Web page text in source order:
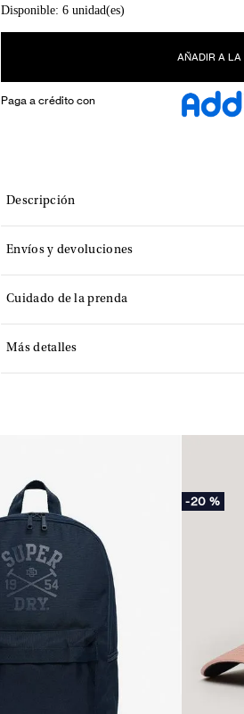
Disponible: 6 unidad(es)
AÑADIR A LA
Paga a crédito con
Descripción
Envíos y devoluciones
Cuidado de la prenda
Más detalles
-20 %